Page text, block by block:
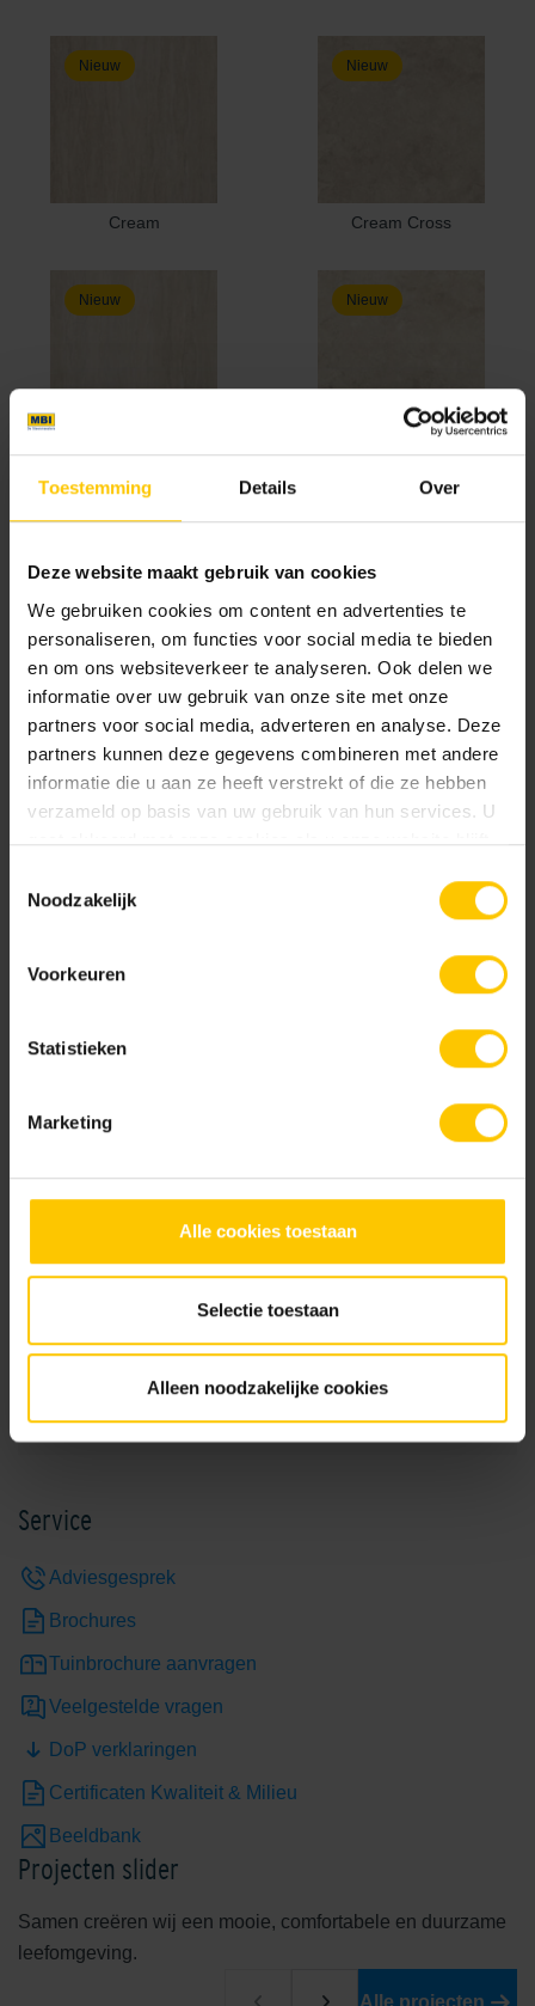
Toestemming Details Over
Deze website maakt gebruik van cookies
We gebruiken cookies om content en advertenties te
personaliseren, om functies voor social media te bieden
en om ons websiteverkeer te analyseren. Ook delen we
informatie over uw gebruik van onze site met onze
partners voor social media, adverteren en analyse. Deze
partners kunnen deze gegevens combineren met andere
informatie die u aan ze heeft verstrekt of die ze hebben
verzameld op basis van uw gebruik van hun services. U
gaat akkoord met onze cookies als u onze website blijft
Noodzakelijk
Voorkeuren
Statistieken
Marketing
Alle cookies toestaan
Selectie toestaan
Alleen noodzakelijke cookies
Nieuw
Cream
Nieuw
Cream Cross
Nieuw
Oyster
Nieuw
Oyster Cross
Pure Pure Cross
Shadow Cross
Keramiekbrochure 2026
Bekijk
Service
Adviesgesprek
Brochures
Tuinbrochure aanvragen
Veelgestelde vragen
DoP verklaringen
Certificaten Kwaliteit & Milieu
Beeldbank
Projecten slider
Samen creëren wij een mooie, comfortabele en duurzame
leefomgeving.
Alle projecten